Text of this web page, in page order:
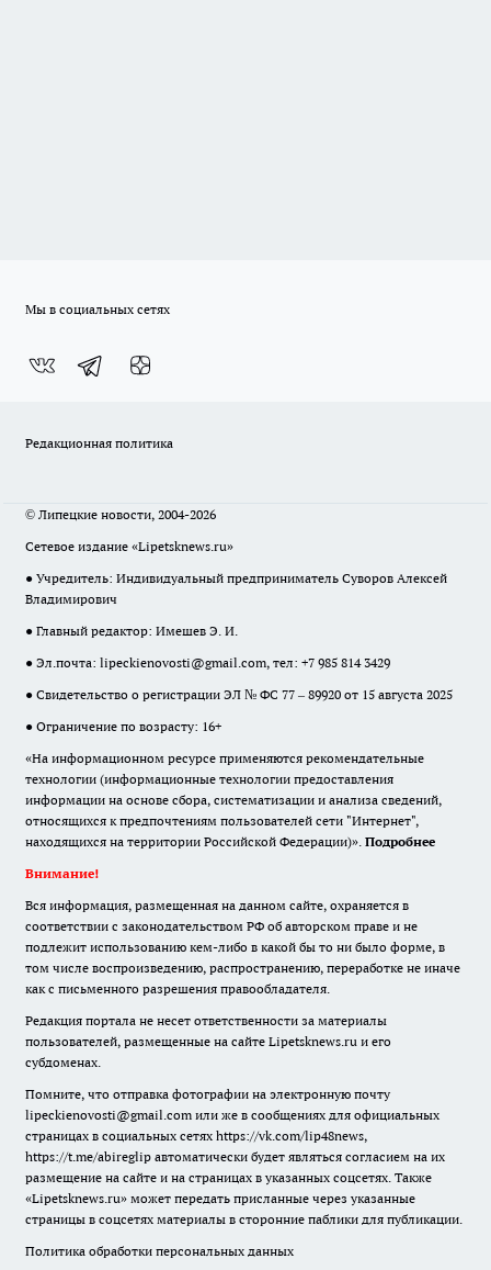
Мы в социальных сетях
Редакционная политика
© Липецкие новости, 2004-2026
Сетевое издание «Lipetsknews.ru»
● Учредитель: Индивидуальный предприниматель Суворов Алексей
Владимирович
● Главный редактор: Имешев Э. И.
● Эл.почта: lipeckienovosti@gmail.com, тел: +7 985 814 3429
● Свидетельство о регистрации ЭЛ № ФС 77 – 89920 от 15 августа 2025
● Ограничение по возрасту: 16+
«На информационном ресурсе применяются рекомендательные
технологии (информационные технологии предоставления
информации на основе сбора, систематизации и анализа сведений,
относящихся к предпочтениям пользователей сети "Интернет",
находящихся на территории Российской Федерации)». Подробнее
Внимание!
Вся информация, размещенная на данном сайте, охраняется в
соответствии с законодательством РФ об авторском праве и не
подлежит использованию кем-либо в какой бы то ни было форме, в
том числе воспроизведению, распространению, переработке не иначе
как с письменного разрешения правообладателя.
Редакция портала не несет ответственности за материалы
пользователей, размещенные на сайте Lipetsknews.ru и его
субдоменах.
Помните, что отправка фотографии на электронную почту
lipeckienovosti@gmail.com или же в сообщениях для официальных
страницах в социальных сетях https://vk.com/lip48news,
https://t.me/abireglip автоматически будет являться согласием на их
размещение на сайте и на страницах в указанных соцсетях. Также
«Lipetsknews.ru» может передать присланные через указанные
страницы в соцсетях материалы в сторонние паблики для публикации.
Политика обработки персональных данных